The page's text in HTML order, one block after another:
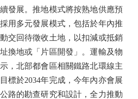
發展。推地模式將按熟地供應預
用多元發展模式，包括於年內推
交回待徵收土地，以扣減或抵銷
換地或「片區開發」。運輸及物
，北部都會區相關鐵路北環線主
標於2034年完成，今年內亦會展
路的勘查研究和設計，全力推動